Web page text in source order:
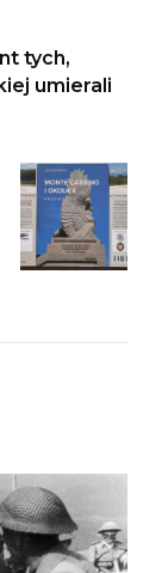
tych,
umierali